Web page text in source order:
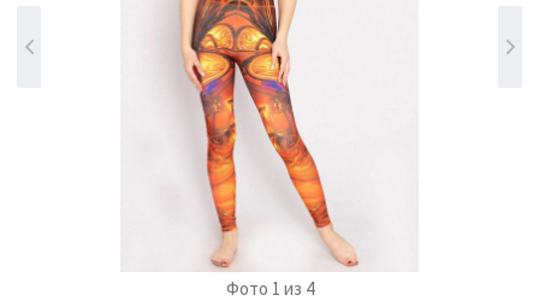
Фото 1 из 4